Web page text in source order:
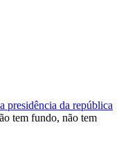
presidência da república
tem fundo, não tem